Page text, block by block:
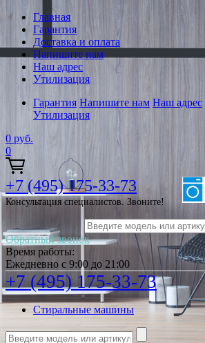
Главная
Гарантия
Доставка и оплата
Напишите нам
Наш адрес
Утилизация
Гарантия Напишите нам Наш адрес
Утилизация
0 руб.
0
+7 (495) 175-33-73
Консультация специалистов. Звоните!
Обратный звонок
Время работы:
Ежедневно с 9:00 до 21:00
+7 (495) 175-33-73
Стиральные машины